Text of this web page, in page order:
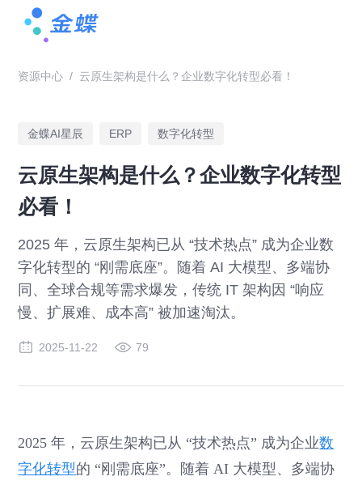
资源中心 / 云原生架构是什么？企业数字化转型必看！
金蝶AI星辰 ERP 数字化转型
云原生架构是什么？企业数字化转型
必看！
2025 年，云原生架构已从 “技术热点” 成为企业数
字化转型的 “刚需底座”。随着 AI 大模型、多端协
同、全球合规等需求爆发，传统 IT 架构因 “响应
慢、扩展难、成本高” 被加速淘汰。
2025-11-22 79
2025 年，云原生架构已从 “技术热点” 成为企业数
字化转型的 “刚需底座”。随着 AI 大模型、多端协